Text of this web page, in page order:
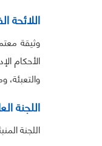
اللائحة
وثيقة
الأحكام
اللجنة
اللجنة